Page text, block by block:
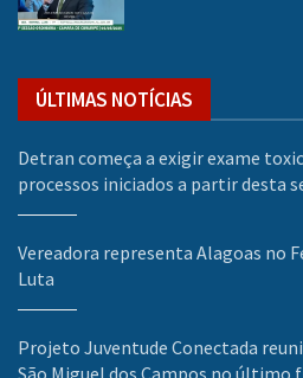
ÚLTIMAS NOTÍCIAS
Detran começa a exigir exame
processos iniciados a partir desta
Vereadora representa Alagoas no
Luta
Projeto Juventude Conectada
São Miguel dos Campos no último